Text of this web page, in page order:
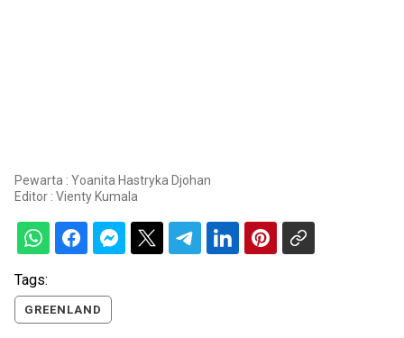
Pewarta : Yoanita Hastryka Djohan
Editor : Vienty Kumala
Tags:
GREENLAND